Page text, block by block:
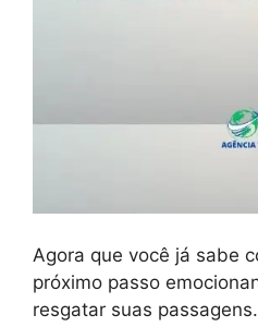
Agora que você já sabe
próximo passo
resgatar suas